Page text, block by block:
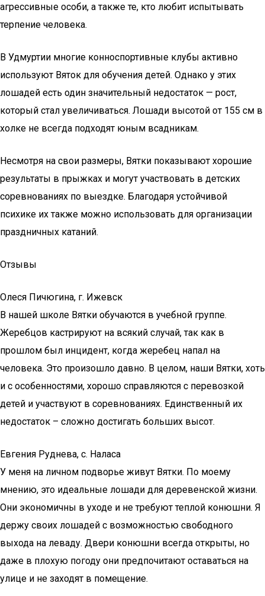
агрессивные особи, а также те, кто любит испытывать
терпение человека.
В Удмуртии многие конноспортивные клубы активно
используют Вяток для обучения детей. Однако у этих
лошадей есть один значительный недостаток — рост,
который стал увеличиваться. Лошади высотой от 155 см в
холке не всегда подходят юным всадникам.
Несмотря на свои размеры, Вятки показывают хорошие
результаты в прыжках и могут участвовать в детских
соревнованиях по выездке. Благодаря устойчивой
психике их также можно использовать для организации
праздничных катаний.
Отзывы
Олеся Пичюгина, г. Ижевск
В нашей школе Вятки обучаются в учебной группе.
Жеребцов кастрируют на всякий случай, так как в
прошлом был инцидент, когда жеребец напал на
человека. Это произошло давно. В целом, наши Вятки, хоть
и с особенностями, хорошо справляются с перевозкой
детей и участвуют в соревнованиях. Единственный их
недостаток – сложно достигать больших высот.
Евгения Руднева, с. Наласа
У меня на личном подворье живут Вятки. По моему
мнению, это идеальные лошади для деревенской жизни.
Они экономичны в уходе и не требуют теплой конюшни. Я
держу своих лошадей с возможностью свободного
выхода на леваду. Двери конюшни всегда открыты, но
даже в плохую погоду они предпочитают оставаться на
улице и не заходят в помещение.